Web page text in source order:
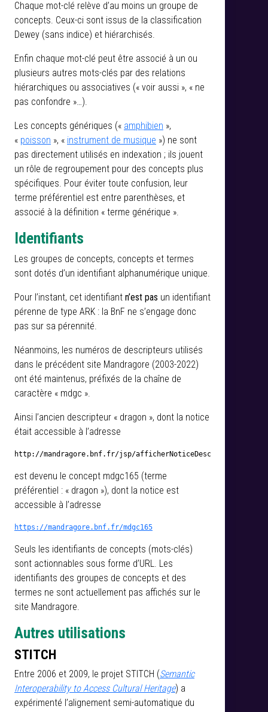
Chaque mot-clé relève d’au moins un groupe de
concepts. Ceux-ci sont issus de la classification
Dewey (sans indice) et hiérarchisés.
Enfin chaque mot-clé peut être associé à un ou
plusieurs autres mots-clés par des relations
hiérarchiques ou associatives (« voir aussi », « ne
pas confondre »…).
Les concepts génériques (« amphibien »,
« poisson », « instrument de musique ») ne sont
pas directement utilisés en indexation ; ils jouent
un rôle de regroupement pour des concepts plus
spécifiques. Pour éviter toute confusion, leur
terme préférentiel est entre parenthèses, et
associé à la définition « terme générique ».
Identifiants
Les groupes de concepts, concepts et termes
sont dotés d’un identifiant alphanumérique unique.
Pour l’instant, cet identifiant n’est pas un identifiant
pérenne de type ARK : la BnF ne s’engage donc
pas sur sa pérennité.
Néanmoins, les numéros de descripteurs utilisés
dans le précédent site Mandragore (2003-2022)
ont été maintenus, préfixés de la chaîne de
caractère « mdgc ».
Ainsi l’ancien descripteur « dragon », dont la notice
était accessible à l’adresse
http://mandragore.bnf.fr/jsp/afficherNoticeDesc.jsp?id=165
est devenu le concept mdgc165 (terme
préférentiel : « dragon »), dont la notice est
accessible à l’adresse
https://mandragore.bnf.fr/mdgc165
Seuls les identifiants de concepts (mots-clés)
sont actionnables sous forme d’URL. Les
identifiants des groupes de concepts et des
termes ne sont actuellement pas affichés sur le
site Mandragore.
Autres utilisations
STITCH
Entre 2006 et 2009, le projet STITCH (Semantic
Interoperability to Access Cultural Heritage) a
expérimenté l’alignement semi-automatique du